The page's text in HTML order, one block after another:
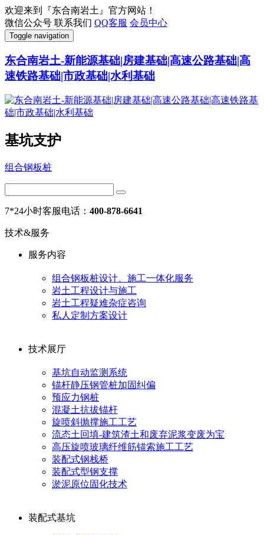
欢迎来到『东合南岩土』官方网站！
微信公众号 联系我们 QQ客服 会员中心
Toggle navigation
东合南岩土-新能源基础|房建基础|高速公路基础|高
速铁路基础|市政基础|水利基础
基坑支护
组合钢板桩
7*24小时客服电话： 400-878-6641
技术&服务
服务内容
组合钢板桩设计、施工一体化服务
岩土工程设计与施工
岩土工程疑难杂症咨询
私人定制方案设计
技术展厅
基坑自动监测系统
锚杆静压钢管桩加固纠偏
预应力钢桩
混凝土抗拔锚杆
旋喷斜抛撑施工工艺
流态土回填-建筑渣土和废弃泥浆变废为宝
高压旋喷玻璃纤维筋锚索施工工艺
装配式钢栈桥
装配式型钢支撑
淤泥原位固化技术
装配式基坑